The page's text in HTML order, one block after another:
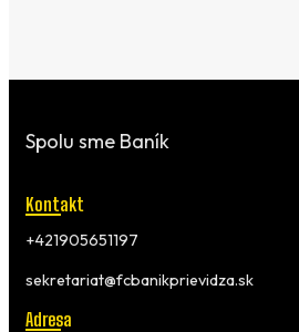
Spolu sme Baník
Kontakt
+421905651197
sekretariat@fcbanikprievidza.sk
Adresa